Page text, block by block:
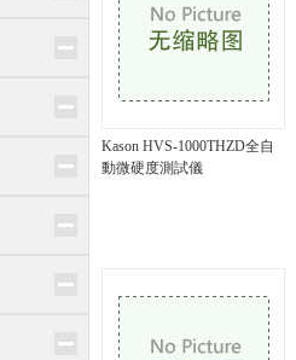
Kason HVS-1000THZD全自
動微硬度測試儀